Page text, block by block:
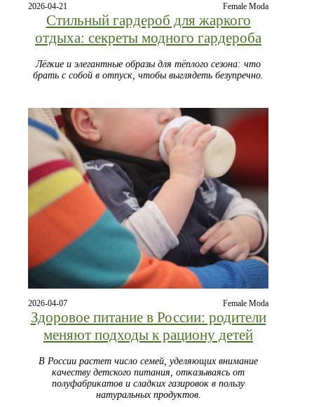
2026-04-21 Female Moda
Стильный гардероб для жаркого
отдыха: секреты модного гардероба
Лёгкие и элегантные образы для тёплого сезона: что
брать с собой в отпуск, чтобы выглядеть безупречно.
2026-04-07 Female Moda
Здоровое питание в России: родители
меняют подходы к рациону детей
В России растет число семей, уделяющих внимание
качеству детского питания, отказываясь от
полуфабрикатов и сладких газировок в пользу
натуральных продуктов.